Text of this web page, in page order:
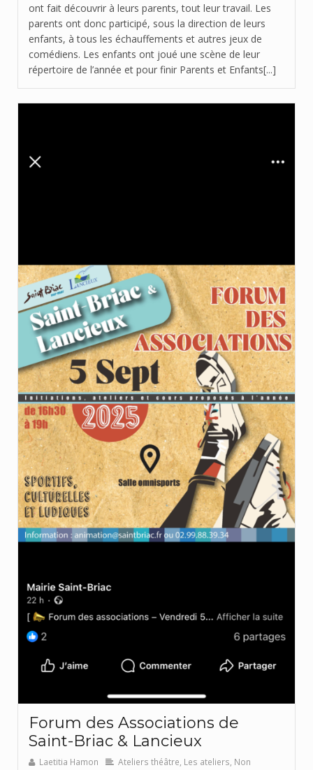
ont fait découvrir à leurs parents, tout leur travail. Les
parents ont donc participé, sous la direction de leurs
enfants, à tous les échauffements et autres jeux de
comédiens. Les enfants ont joué une scène de leur
répertoire de l’année et pour finir Parents et Enfants[...]
Forum des Associations de
Saint-Briac & Lancieux
Laetitia Hamon Ateliers théâtre Les ateliers Non